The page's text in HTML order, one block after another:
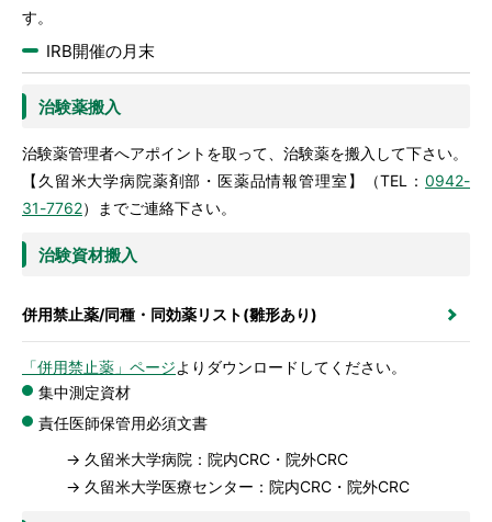
す。
IRB開催の月末
治験薬搬入
治験薬管理者へアポイントを取って、治験薬を搬入して下さい。
【久留米大学病院薬剤部・医薬品情報管理室】（TEL： 0942-
31-7762）までご連絡下さい。
治験資材搬入
併用禁止薬/同種・同効薬リスト(雛形あり)
「併用禁止薬」ページよりダウンロードしてください。
集中測定資材
責任医師保管用必須文書
→ 久留米大学病院：院内CRC・院外CRC
→ 久留米大学医療センター：院内CRC・院外CRC